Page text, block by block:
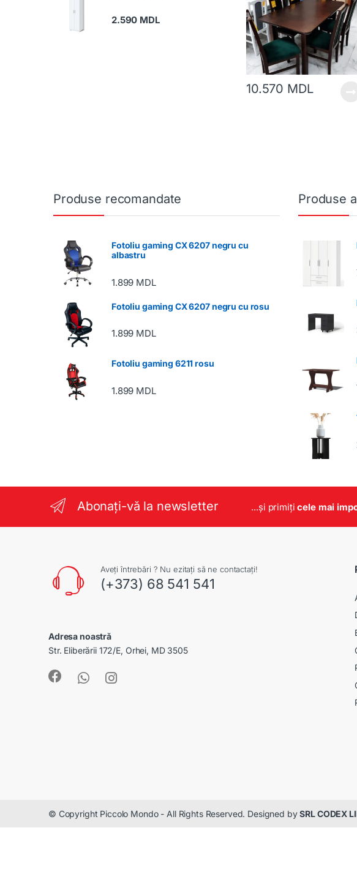
10.570 MDL
2.590 MDL
Produse recomandate
Fotoliu gaming CX 6207 negru cu
albastru
1.899 MDL
Fotoliu gaming CX 6207 negru cu rosu
1.899 MDL
Fotoliu gaming 6211 rosu
1.899 MDL
Produse
Abonați-vă la newsletter ...și primițicele mai
Aveți întrebări ? Nu ezitați să ne contactați!
(+373) 68 541 541
Adresa noastră
Str. Eliberării 172/E, Orhei, MD 3505
© Copyright Piccolo Mondo - All Rights Reserved. Designed bySRL CODEX